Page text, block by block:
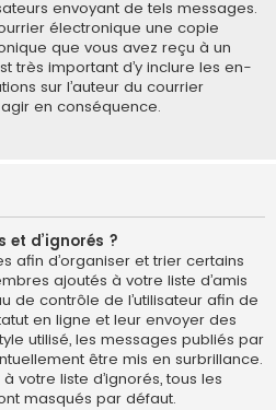
envoyant de tels messages.
électronique une copie
que vous avez reçu à un
très important d’y inclure les en-
sur l’auteur du courrier
en conséquence.
et d’ignorés ?
afin d’organiser et trier certains
ajoutés à votre liste d’amis
de contrôle de l’utilisateur afin de
en ligne et leur envoyer des
utilisé, les messages publiés par
être mis en surbrillance.
votre liste d’ignorés, tous les
masqués par défaut.